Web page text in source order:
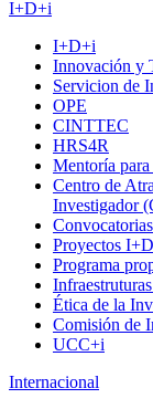
I+D+i
I+D+i
Innovación y
Servicion de
OPE
CINTTEC
HRS4R
Mentoría
Centro de
Investigador
Proyectos
Programa
Ética de la
Comisión de
UCC+i
Internacional